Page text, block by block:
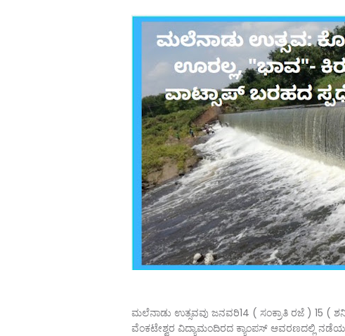
ಮಲೆನಾಡು ಉತ್ಸವವು ಜನವರಿ14 ( ಸಂಕ್ರಾತಿ ರಜೆ ) 15 (
ವೆಂಕಟೇಶ್ವರ ವಿದ್ಯಾಮಂದಿರದ ಕ್ಯಾಂಪಸ್ ಆವರಣದಲ್ಲಿ